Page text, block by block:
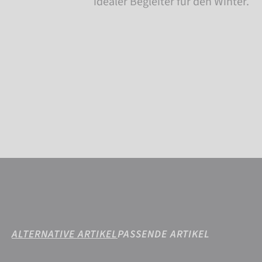
ALTERNATIVE ARTIKELPASSENDE ARTIKEL